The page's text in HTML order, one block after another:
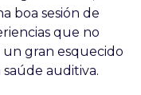
boa sesión de
que no
un gran esquecido
saúde auditiva.